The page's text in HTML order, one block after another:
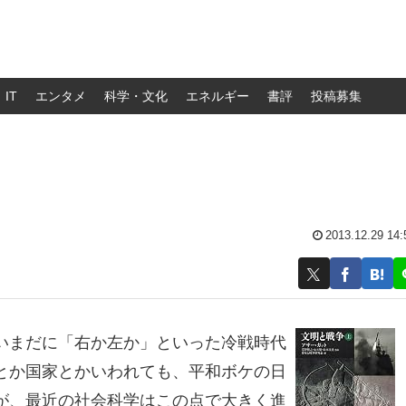
IT エンタメ 科学・文化 エネルギー 書評 投稿募集
2013.12.29
だに「右か左か」といった冷戦時代
国家とかいわれても、平和ボケの日
最近の社会科学はこの点で大きく進